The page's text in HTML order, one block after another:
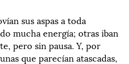
sus aspas a toda
mucha energía; otras iban
pero sin pausa. Y, por
que parecían atascadas,